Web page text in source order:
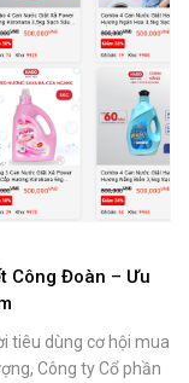
Công Đoàn – Ưu
tiêu dùng cơ hội mua
Công ty Cổ phần